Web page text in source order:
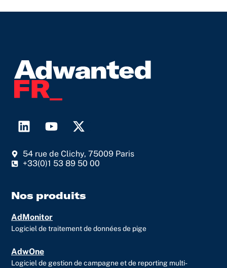
L
i
k
e
i
Y
o
t
u
e
X
-
w
i
t
54 rue de Clichy, 75009 Paris
+33(0)1 53 89 50 00
Nos produits
AdMonitor
Logiciel de traitement de données de pige
AdwOne
Logiciel de gestion de campagne et de reporting multi-